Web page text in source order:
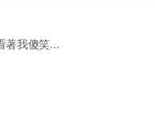
著我傻笑...